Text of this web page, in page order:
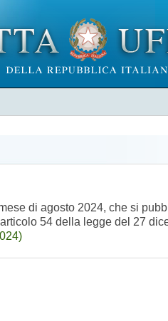
di agosto 2024, che si
54 della legge del 27